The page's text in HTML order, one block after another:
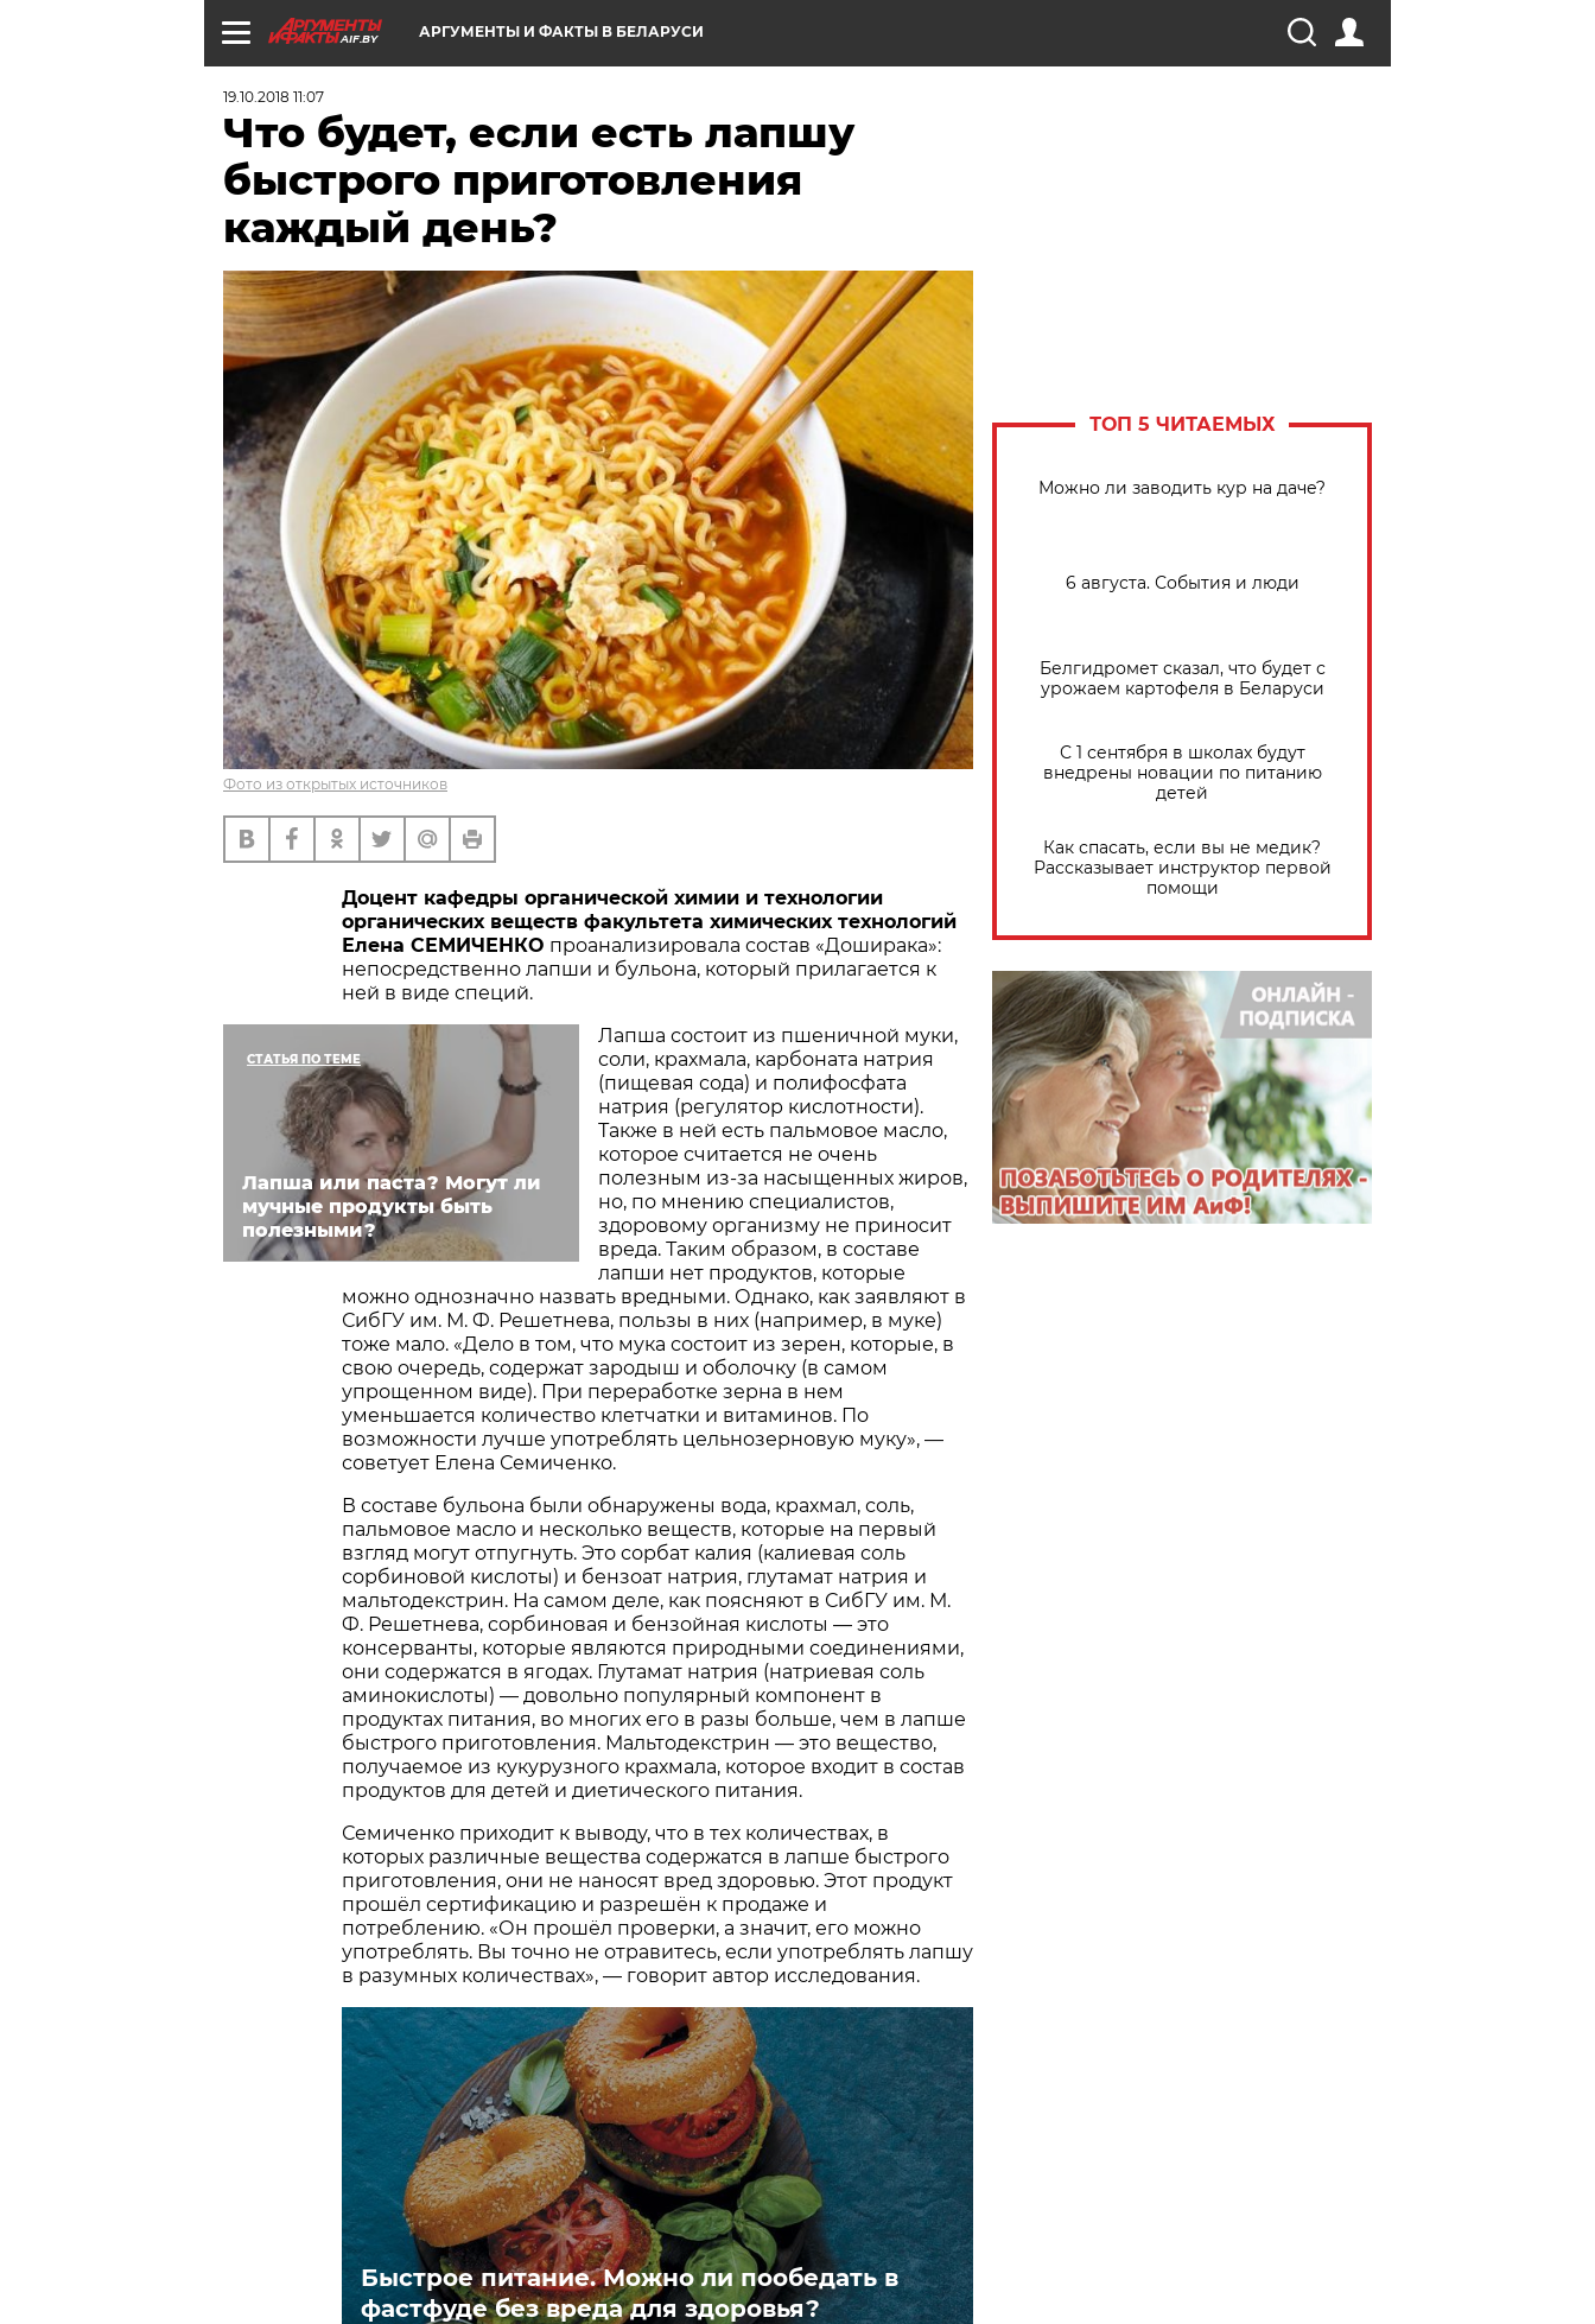
AIF.BY АРГУМЕНТЫ И ФАКТЫ В БЕЛАРУСИ
19.10.2018 11:07
Что будет, если есть лапшу
быстрого приготовления
каждый день?
Фото из открытых источников
Доцент кафедры органической химии и технологии
органических веществ факультета химических технологий
Елена СЕМИЧЕНКО проанализировала состав «Доширака»:
непосредственно лапши и бульона, который прилагается к
ней в виде специй.
СТАТЬЯ ПО ТЕМЕ
Лапша или паста? Могут ли
мучные продукты быть
полезными?
Лапша состоит из пшеничной муки,
соли, крахмала, карбоната натрия
(пищевая сода) и полифосфата
натрия (регулятор кислотности).
Также в ней есть пальмовое масло,
которое считается не очень
полезным из-за насыщенных жиров,
но, по мнению специалистов,
здоровому организму не приносит
вреда. Таким образом, в составе
лапши нет продуктов, которые
можно однозначно назвать вредными. Однако, как заявляют в
СибГУ им. М. Ф. Решетнева, пользы в них (например, в муке)
тоже мало. «Дело в том, что мука состоит из зерен, которые, в
свою очередь, содержат зародыш и оболочку (в самом
упрощенном виде). При переработке зерна в нем
уменьшается количество клетчатки и витаминов. По
возможности лучше употреблять цельнозерновую муку», —
советует Елена Семиченко.
В составе бульона были обнаружены вода, крахмал, соль,
пальмовое масло и несколько веществ, которые на первый
взгляд могут отпугнуть. Это сорбат калия (калиевая соль
сорбиновой кислоты) и бензоат натрия, глутамат натрия и
мальтодекстрин. На самом деле, как поясняют в СибГУ им. М.
Ф. Решетнева, сорбиновая и бензойная кислоты — это
консерванты, которые являются природными соединениями,
они содержатся в ягодах. Глутамат натрия (натриевая соль
аминокислоты) — довольно популярный компонент в
продуктах питания, во многих его в разы больше, чем в лапше
быстрого приготовления. Мальтодекстрин — это вещество,
получаемое из кукурузного крахмала, которое входит в состав
продуктов для детей и диетического питания.
Семиченко приходит к выводу, что в тех количествах, в
которых различные вещества содержатся в лапше быстрого
приготовления, они не наносят вред здоровью. Этот продукт
прошёл сертификацию и разрешён к продаже и
потреблению. «Он прошёл проверки, а значит, его можно
употреблять. Вы точно не отравитесь, если употреблять лапшу
в разумных количествах», — говорит автор исследования.
Быстрое питание. Можно ли пообедать в
фастфуде без вреда для здоровья?
ТОП 5 ЧИТАЕМЫХ
Можно ли заводить кур на даче?
6 августа. События и люди
Белгидромет сказал, что будет с
урожаем картофеля в Беларуси
С 1 сентября в школах будут
внедрены новации по питанию
детей
Как спасать, если вы не медик?
Рассказывает инструктор первой
помощи